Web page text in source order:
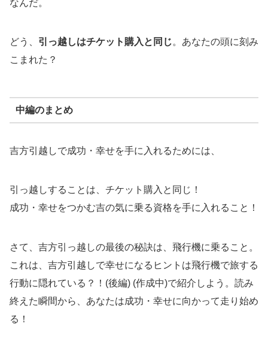
なんだ。
どう、 引っ越しはチケット購入と同じ。あなたの頭に刻み
こまれた？
中編のまとめ
吉方引越しで成功・幸せを手に入れるためには、
引っ越しすることは、チケット購入と同じ！
成功・幸せをつかむ吉の気に乗る資格を手に入れること！
さて、吉方引っ越しの最後の秘訣は、飛行機に乗ること。
これは、吉方引越しで幸せになるヒントは飛行機で旅する
行動に隠れている？！(後編) (作成中)で紹介しよう。読み
終えた瞬間から、あなたは成功・幸せに向かって走り始め
る！